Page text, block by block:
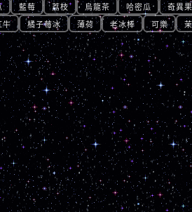
藍莓 荔枝 烏龍茶 哈密瓜 奇異果
牛 橘子莓冰 薄荷 老冰棒 可樂